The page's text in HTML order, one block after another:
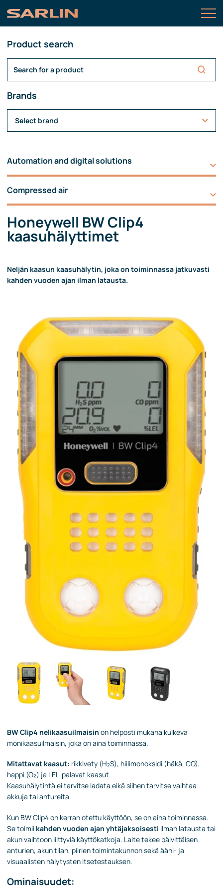
Product search
Brands
Select brand
Automation and digital solutions
Compressed air
Honeywell BW Clip4
kaasuhälyttimet
Neljän kaasun kaasuhälytin, joka on toiminnassa jatkuvasti
kahden vuoden ajan ilman latausta.
BW Clip4 nelikaasuilmaisin on helposti mukana kulkeva
monikaasuilmaisin, joka on aina toiminnassa.
Mitattavat kaasut: rikkivety (H₂S), hiilimonoksidi (häkä, CO),
happi (O₂) ja LEL-palavat kaasut.
Kaasuhälytintä ei tarvitse ladata eikä siihen tarvitse vaihtaa
akkuja tai antureita.
Kun BW Clip4 on kerran otettu käyttöön, se on aina toiminnassa.
Se toimii kahden vuoden ajan yhtäjaksoisesti ilman latausta tai
akun vaihtoon liittyviä käyttökatkoja. Laite tekee päivittäisen
anturien, akun tilan, piirien toimintakunnon sekä ääni- ja
visuaalisten hälytysten itsetestauksen.
Ominaisuudet: